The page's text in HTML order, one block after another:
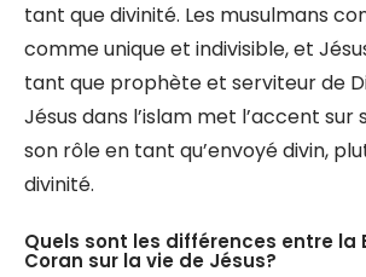
tant que divinité. Les musulmans
comme unique et indivisible, et
tant que prophète et serviteur de
Jésus dans l’islam met l’accent
son rôle en tant qu’envoyé divin,
divinité.
Quels sont les différences entre la
Coran sur la vie de Jésus?